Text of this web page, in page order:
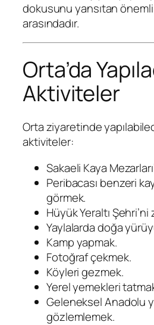
dokusunu yansıtan
arasındadır.
Orta’da
Aktiviteler
Orta ziyaretinde
aktiviteler:
Sakaeli Kaya
Peribacası benzeri
görmek.
Hüyük Yeraltı
Yaylalarda doğa
Kamp yapmak.
Fotoğraf çekmek.
Köyleri gezmek.
Yerel yemekleri
Geleneksel Anadolu
gözlemlemek.